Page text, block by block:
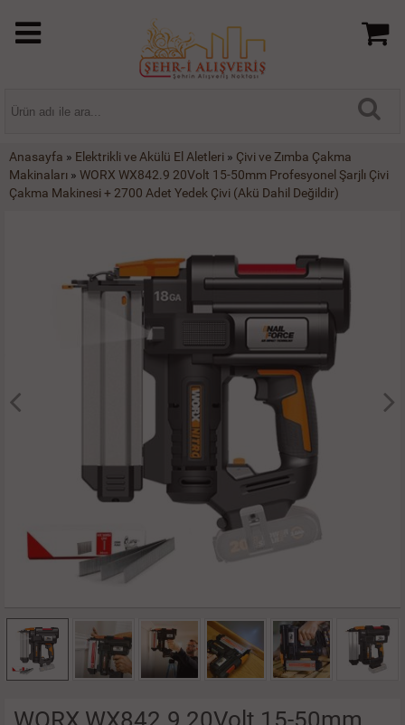
Anasayfa » Elektrikli ve Akülü El Aletleri » Çivi ve Zımba Çakma
Makinaları » WORX WX842.9 20Volt 15-50mm Profesyonel Şarjlı Çivi
Çakma Makinesi + 2700 Adet Yedek Çivi (Akü Dahil Değildir)
WORX WX842.9 20Volt 15-50mm